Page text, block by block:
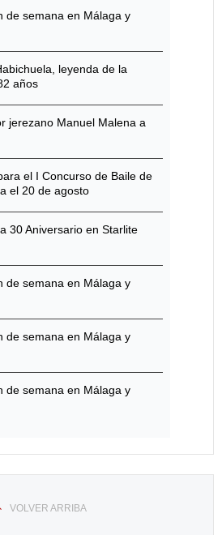
de semana en Málaga y
leyenda de la
años
jerezano Manuel Malena a
el I Concurso de Baile de
el 20 de agosto
30 Aniversario en Starlite
de semana en Málaga y
de semana en Málaga y
de semana en Málaga y
VOLVER ARRIBA